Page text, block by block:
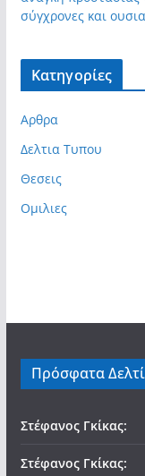
σύγχρονες και
Kατηγορίες
Αρθρα
Δελτια Τυπου
Θεσεις
Ομιλιες
Πρόσφατα
Στέφανος Γκίκας:
Στέφανος Γκίκας: